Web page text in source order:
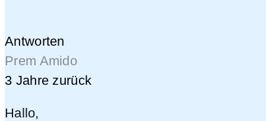
Antworten
Prem Amido
3 Jahre zurück
Hallo,